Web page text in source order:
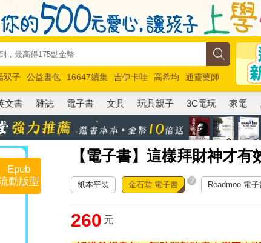
双子 公益書包 16647續集 吉伊卡哇 高希均
通靈藥師
新作 馬斯克 玩具總動員5 超慢跑
文書 雜誌 電子書 文具 玩具親子 3C電玩 家電
【電子書】這樣拜財神才有
Epub
動版型
紙本平裝 金石堂 電子書 ? Readmoo 電子
260 元